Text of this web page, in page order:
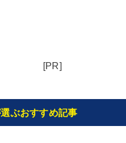
[PR]
ぶおすすめ記事